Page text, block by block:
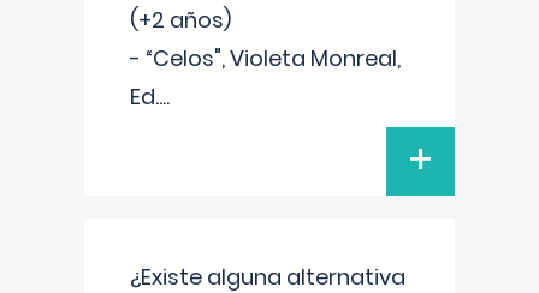
(+2 años)
- “Celos", Violeta Monreal,
Ed....
+
¿Existe alguna alternativa